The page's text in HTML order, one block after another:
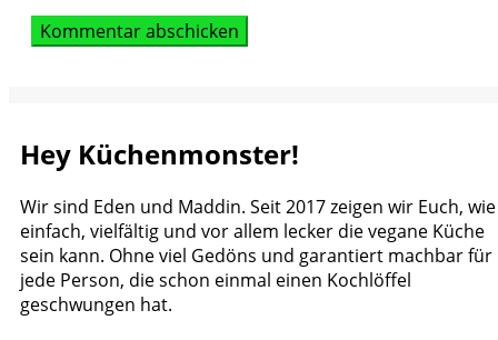
Hey Küchenmonster!
Wir sind Eden und Maddin. Seit 2017 zeigen wir Euch, wie
einfach, vielfältig und vor allem lecker die vegane Küche
sein kann. Ohne viel Gedöns und garantiert machbar für
jede Person, die schon einmal einen Kochlöffel
geschwungen hat.